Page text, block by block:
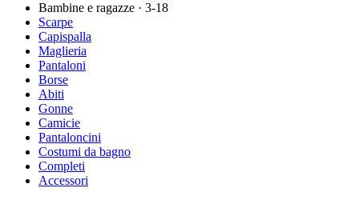
Bambine e ragazze · 3-18
Scarpe
Capispalla
Maglieria
Pantaloni
Borse
Abiti
Gonne
Camicie
Pantaloncini
Costumi da bagno
Completi
Accessori